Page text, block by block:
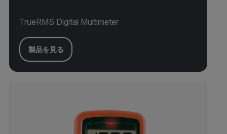
TrueRMS Digital Multimeter
製品を見る